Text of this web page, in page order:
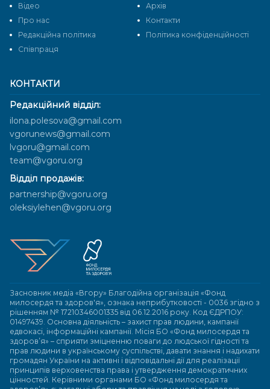
КОНТАКТИ
Редакційний відділ:
ilona.polesova@gmail.com
vgorunews@gmail.com
lvgoru@gmail.com
team@vgoru.org
Відділ продажів:
partnership@vgoru.org
oleksiylehen@vgoru.org
Засновник медіа «Вгору» Благодійна організація «Фонд
милосердя та здоров'я», ознака неприбутковості - 0036 згідно з
рішенням № 17210346001335 від 06.12.2016 року. Код ЄДРПОУ:
01497439. Основна діяльність – захист прав людини, кампанії
едвокасі, інформаційні кампанії. Місія БО «Фонд милосердя та
здоров’я» – сприяти зміцненню поваги до людської гідності та
прав людини в українському суспільстві, давати знання і надихати
громадян України на активні і відповідальні дії для реалізації
принципів верховенства права і утвердження демократичних
цінностей. Керівними органами БО «Фонд милосердя та
Відео
Архів
Про нас
Контакти
Редакційна політика
Політика конфіденційності
Cпівпраця